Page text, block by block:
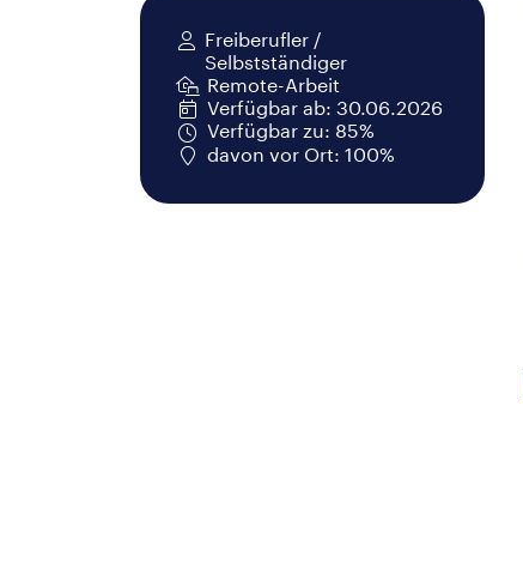
Freiberufler /
Selbstständiger
Remote-Arbeit
Verfügbar ab: 30.06.2026
Verfügbar zu: 85%
davon vor Ort: 100%